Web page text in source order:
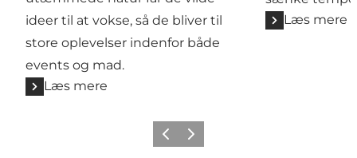
ideer til at vokse, så de bliver til
store oplevelser indenfor både
events og mad.
Læs mere
Læs mere
ForrigeNæste